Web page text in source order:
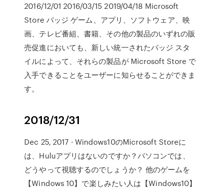
2016/12/01 2016/03/15 2019/04/18 Microsoft
Store バッジ ゲーム、アプリ、ソフトウェア、映
画、テレビ番組、書籍、その他の製品のいずれの販
売促進においても、新しい統一されたバッジ スタ
イルによって、それらの製品が Microsoft Store で
入手できることをユーザーに知らせることができま
す。
2018/12/31
Dec 25, 2017 · Windows10のMicrosoft Storeに
は、Huluアプリはないのですか？パソコンでは、
どうやって視聴するのでしょうか？ 他のゲームを
【Windows 10】で楽しみたい人は【Windows10】